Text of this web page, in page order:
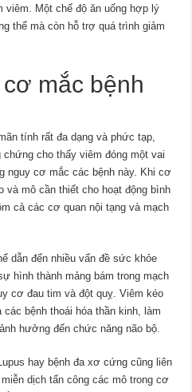
viêm. Một chế độ ăn uống hợp lý
thể mà còn hỗ trợ quá trình giảm
mắc bệnh
tính rất đa dạng và phức tạp,
cho thấy viêm đóng một vai
nguy cơ mắc các bệnh này. Khi cơ
và mô cần thiết cho hoạt động bình
cả các cơ quan nội tạng và mạch
dẫn đến nhiều vấn đề sức khỏe
hình thành mảng bám trong mạch
cơ đau tim và đột quỵ. Viêm kéo
bệnh thoái hóa thần kinh, làm
hưởng đến chức năng não bộ.
hay bệnh đa xơ cứng cũng liên
dịch tấn công các mô trong cơ